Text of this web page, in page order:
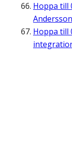
Hoppa till
Hoppa till